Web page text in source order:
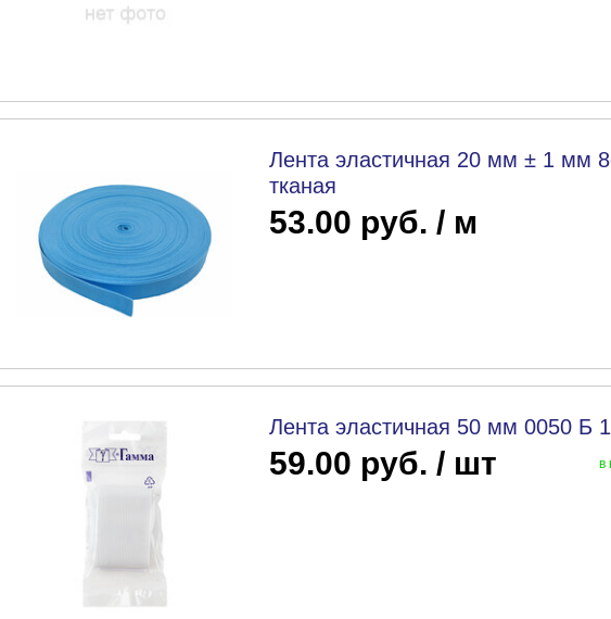
Лента эластичная 20 мм ± 1 мм
тканая
53.00 руб. / м
Лента эластичная 50 мм 0050 Б
59.00 руб. / шт в